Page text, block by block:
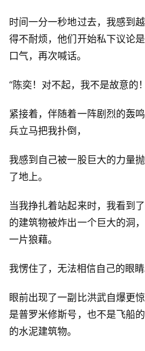
时间一分一秒地过去，我感到
得不耐烦，他们开始私下议论
口气，再次喊话。
“陈奕！对不起，我不是故意
紧接着，伴随着一阵剧烈的轰
兵立马把我扑倒，
我感到自己被一股巨大的力量
了地上。
当我挣扎着站起来时，我看到
的建筑物被炸出一个巨大的洞
一片狼藉。
我愣住了，无法相信自己的眼睛
眼前出现了一副比洪武自爆更
是普罗米修斯号，也不是飞船
的水泥建筑物。